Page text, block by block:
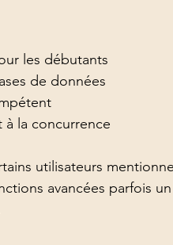
les débutants
de données
la concurrence
utilisateurs
avancées parfois